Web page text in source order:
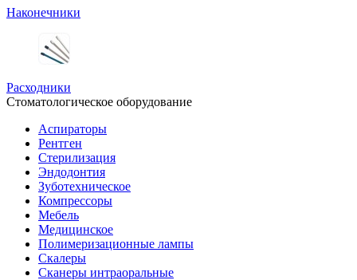
Наконечники
Расходники
Стоматологическое оборудование
Аспираторы
Рентген
Стерилизация
Эндодонтия
Зуботехническое
Компрессоры
Мебель
Медицинское
Полимеризационные лампы
Скалеры
Сканеры интраоральные